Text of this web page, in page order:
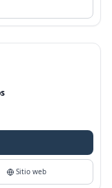
Sitio web